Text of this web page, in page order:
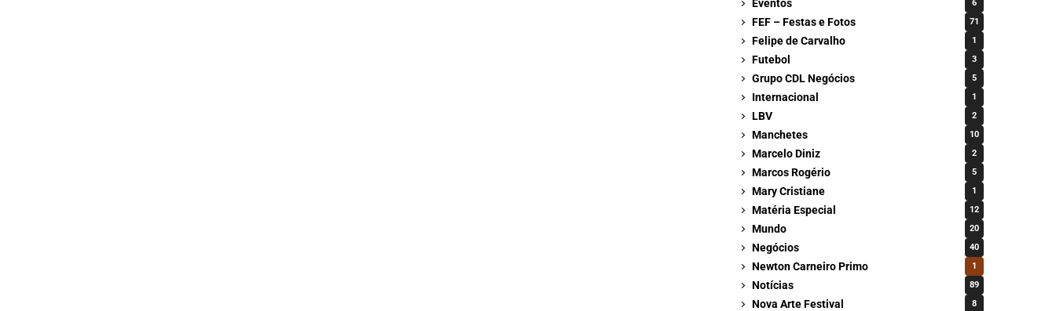
Eventos 6
FEF – Festas e Fotos 71
Felipe de Carvalho 1
Futebol 3
Grupo CDL Negócios 5
Internacional 1
LBV 2
Manchetes 10
Marcelo Diniz 2
Marcos Rogério 5
Mary Cristiane 1
Matéria Especial 12
Mundo 20
Negócios 40
Newton Carneiro Primo 1
Notícias 89
Nova Arte Festival 8